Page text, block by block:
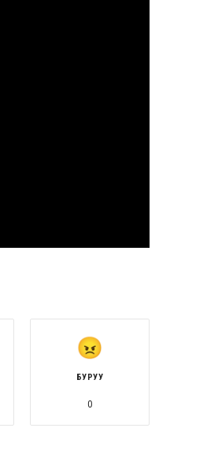
БУРУУ
0